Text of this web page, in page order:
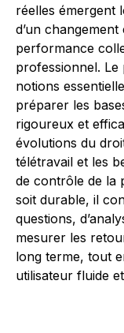
réelles émergent
d’un
performance
professionnel.
notions
préparer les
rigoureux et
évolutions du
télétravail et les
de contrôle de la
soit durable, il
questions,
mesurer les
long terme, tout
utilisateur fluide